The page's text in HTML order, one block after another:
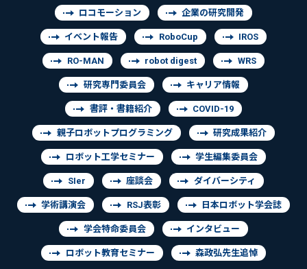
ロコモーション 企業の研究開発
イベント報告 RoboCup IROS
RO-MAN robot digest WRS
研究専門委員会 キャリア情報
書評・書籍紹介 COVID-19
親子ロボットプログラミング 研究成果紹介
ロボット工学セミナー 学生編集委員会
SIer 座談会 ダイバーシティ
学術講演会 RSJ表彰 日本ロボット学会誌
学会特命委員会 インタビュー
ロボット教育セミナー 森政弘先生追悼